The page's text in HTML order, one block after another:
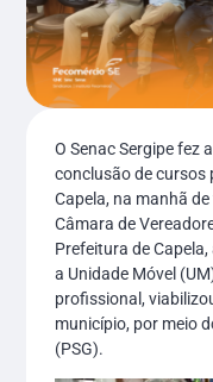
O Senac Sergipe fez
conclusão de cursos
Capela, na manhã
Câmara de
Prefeitura de
a Unidade Móvel
profissional,
município, por meio
(PSG).